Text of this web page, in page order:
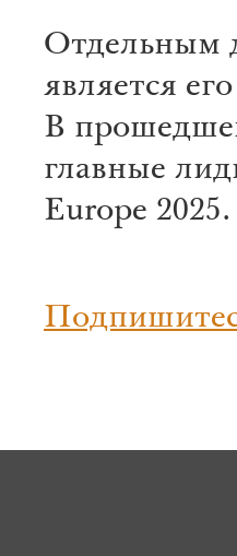
Отдельным
является
В
главные
Europe 2025.